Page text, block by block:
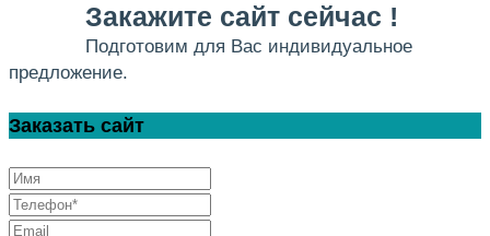
Закажите сайт сейчас !
Подготовим для Вас индивидуальное
предложение.
Заказать сайт